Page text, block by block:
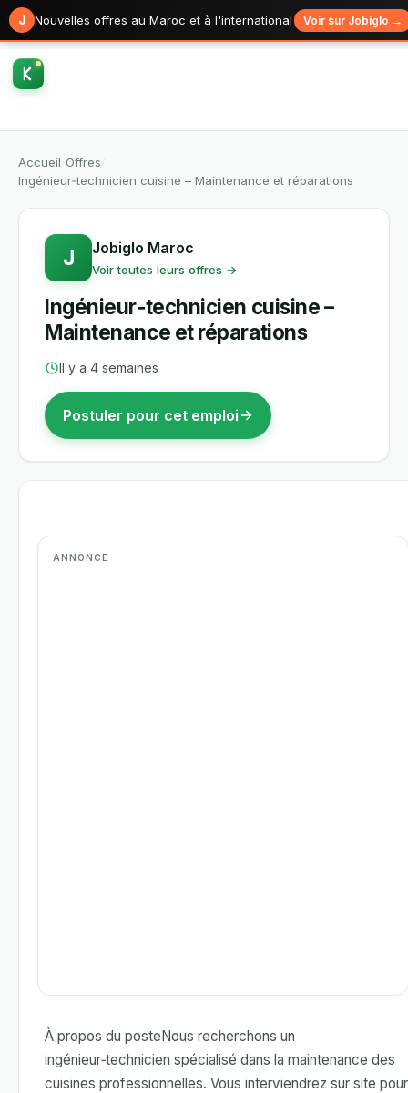
J Nouvelles offres au Maroc et à l'international Voir sur Jobiglo →
Accueil Offres
Ingénieur‑technicien cuisine – Maintenance et réparations
J Jobiglo Maroc
Voir toutes leurs offres →
Ingénieur‑technicien cuisine –
Maintenance et réparations
Il y a 4 semaines
Postuler pour cet emploi
À propos du posteNous recherchons un
ingénieur‑technicien spécialisé dans la maintenance des
cuisines professionnelles. Vous interviendrez sur site pour